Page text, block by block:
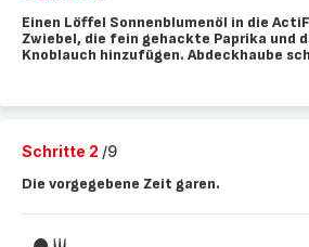
Einen Löffel Sonnenblumenöl in die
Zwiebel, die fein gehackte Paprika und
Knoblauch hinzufügen. Abdeckhaube
Schritte 2 /9
Die vorgegebene Zeit garen.